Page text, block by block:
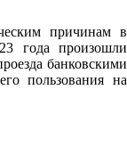
причинам в
года произошли
банковскими
пользования на